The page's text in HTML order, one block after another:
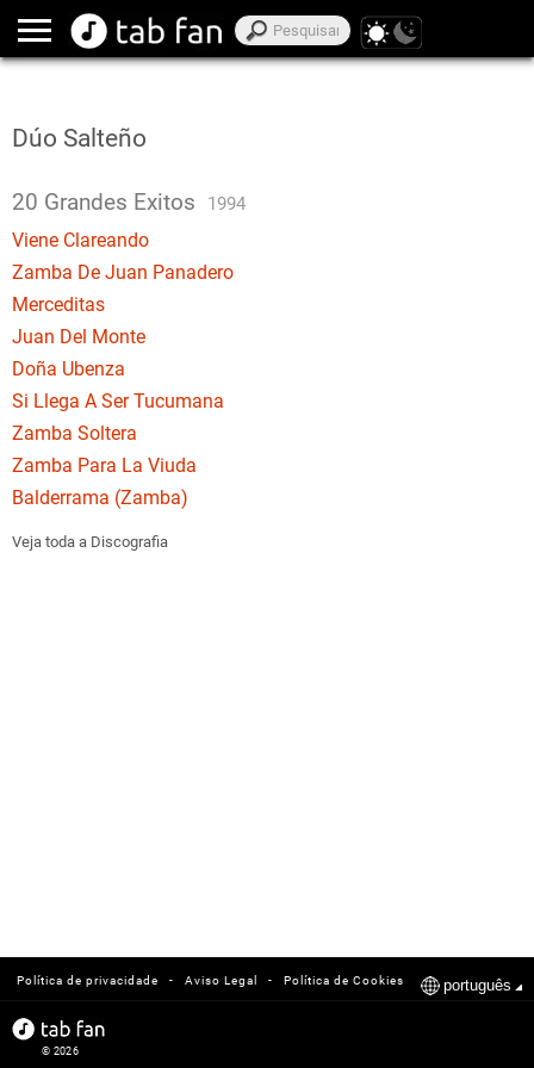
Dúo Salteño
20 Grandes Exitos 1994
Viene Clareando
Zamba De Juan Panadero
Merceditas
Juan Del Monte
Doña Ubenza
Si Llega A Ser Tucumana
Zamba Soltera
Zamba Para La Viuda
Balderrama (Zamba)
Veja toda a Discografia
Política de Cookies
-
Aviso Legal
-
Política de privacidade português
© 2026